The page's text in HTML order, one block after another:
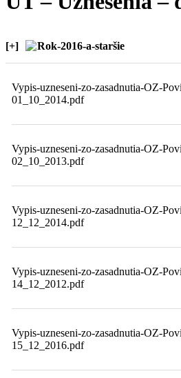
Rok-2016-a-staršie
[+]
Vypis-uzneseni-zo-zasadnutia-OZ-
01_10_2014.pdf
Vypis-uzneseni-zo-zasadnutia-OZ-
02_10_2013.pdf
Vypis-uzneseni-zo-zasadnutia-OZ-
12_12_2014.pdf
Vypis-uzneseni-zo-zasadnutia-OZ-
14_12_2012.pdf
Vypis-uzneseni-zo-zasadnutia-OZ-
15_12_2016.pdf